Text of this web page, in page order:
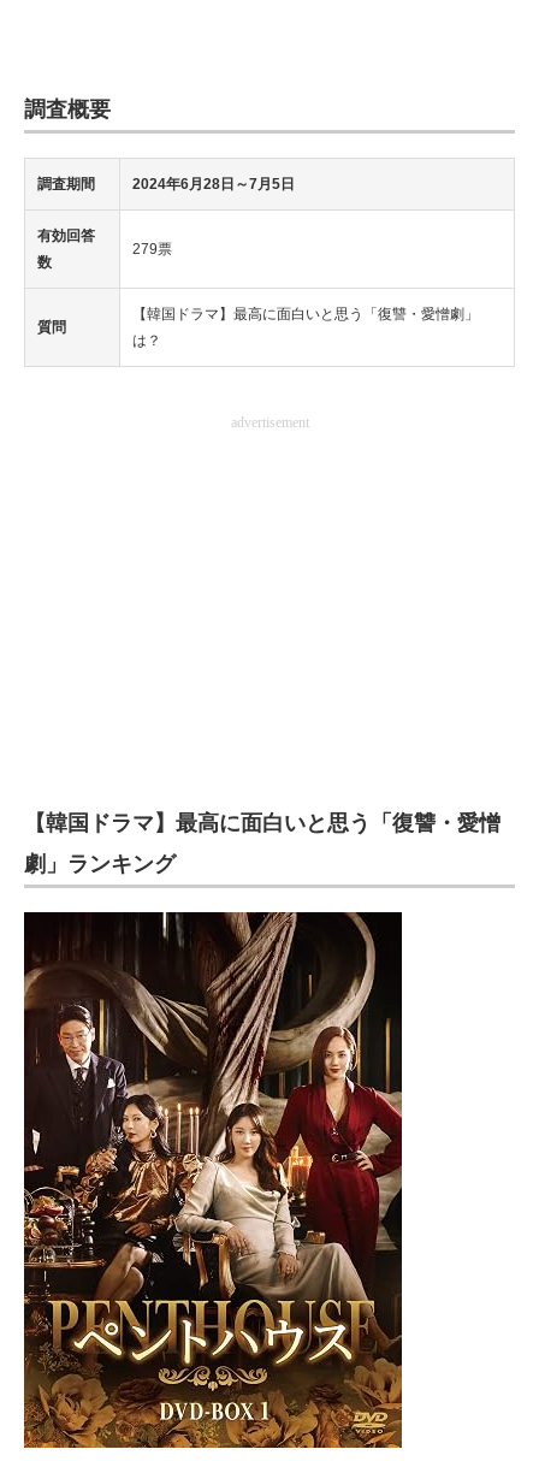
調査概要
調査期間 2024年6月28日 ～7月5日
有効回答
数
279票
質問
【韓国ドラマ】最高に面白いと思う「復讐・愛憎劇」
は？
advertisement
【韓国ドラマ】最高に面白いと思う「復讐・愛憎
劇」ランキング